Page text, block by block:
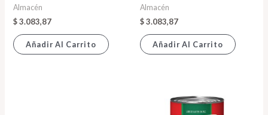
Almacén
$3.083,87
Añadir Al Carrito
Almacén
$3.083,87
Añadir Al Carrito